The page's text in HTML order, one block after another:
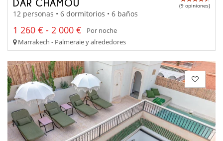
DAR CHAMOU (9 opiniones)
12 personas • 6 dormitorios • 6 baños
1 260 € - 2 000 €
Por noche
Marrakech - Palmeraie y alrededores